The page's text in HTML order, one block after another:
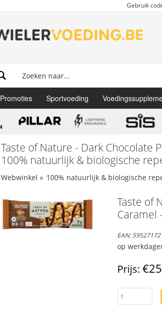
Gebruik
Promoties Sportvoeding
Taste of Nature - Dark Chocolate
100% natuurlijk & biologische
Webwinkel » 100% natuurlijk & biologische
Taste of
Caramel
EAN:
op
Prijs: